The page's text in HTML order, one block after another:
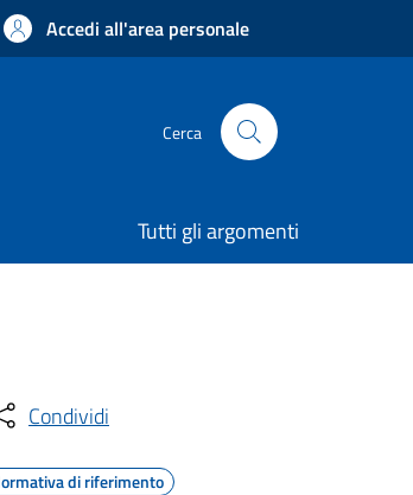
Accedi all'area personale
Cerca
Tutti gli argomenti
Condividi
di riferimento